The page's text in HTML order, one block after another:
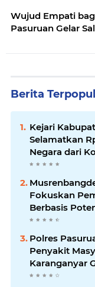
Wujud Empati
Pasuruan Gelar
Berita
Kejari
Selamatkan
Negara dari
Fokuskan
Berbasis
Optimistis
Polres
Penyakit
Karanganyar